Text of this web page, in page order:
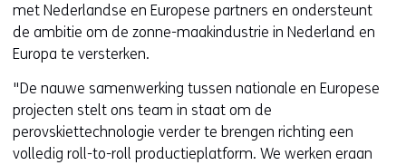
met Nederlandse en Europese partners en ondersteunt
de ambitie om de zonne-maakindustrie in Nederland en
Europa te versterken.
"De nauwe samenwerking tussen nationale en Europese
projecten stelt ons team in staat om de
perovskiettechnologie verder te brengen richting een
volledig roll-to-roll productieplatform. We werken eraan